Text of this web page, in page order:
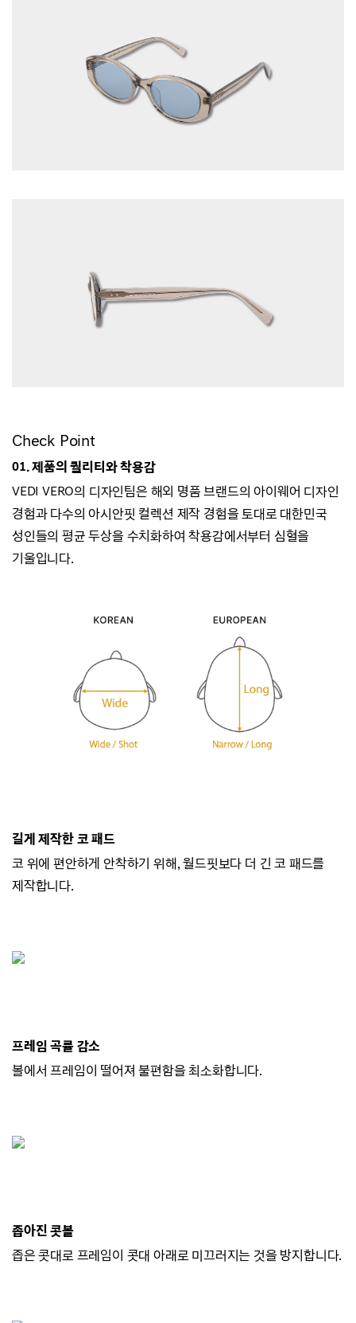
Check Point
01. 제품의 퀄리티와 착용감
VEDI VERO의 디자인팀은 해외 명품 브랜드의 아이웨어 디자인
경험과 다수의 아시안핏 컬렉션 제작 경험을 토대로 대한민국
성인들의 평균 두상을 수치화하여착용감에서부터 심혈을
기울입니다.
길게 제작한 코 패드
코 위에 편안하게 안착하기 위해, 월드핏보다 더 긴 코 패드를
제작합니다.
프레임 곡률 감소
볼에서 프레임이 떨어져 불편함을 최소화합니다.
좁아진 콧볼
좁은 콧대로 프레임이 콧대 아래로 미끄러지는 것을 방지합니다.